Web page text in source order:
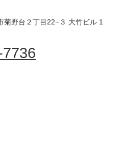
野台２丁目22−３ 大竹ビル 1